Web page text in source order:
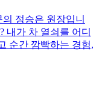
정승은 원장입니
내가 차 열쇠를 어디
순간 깜빡하는 경험,